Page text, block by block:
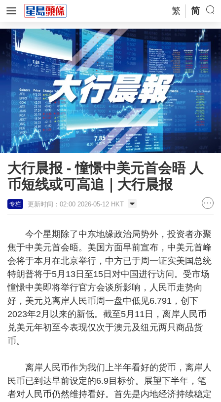
繁 简
大行晨报 - 憧憬中美元首会晤 人
币短线或可高追｜大行晨报
专栏 更新时间：02:00 2026-05-12 HKT
今个星期除了中东地缘政治局势外，投资者亦聚
焦于中美元首会晤。美国方面早前宣布，中美元首峰
会将于本月在北京举行，中方已于周一证实美国总统
特朗普将于5月13日至15日对中国进行访问。受市场
憧憬中美即将举行官方会谈所影响，人民币走势向
好，美元兑离岸人民币周一盘中低见6.791，创下
2023年2月以来的新低。截至5月11日，离岸人民币
兑美元年初至今表现仅次于澳元及纽元两只商品货
币。
离岸人民币作为我们上半年看好的货币，离岸人
民币已到达早前设定的6.9目标价。展望下半年，笔
者对人民币仍然维持看好。首先是内地经济持续稳定